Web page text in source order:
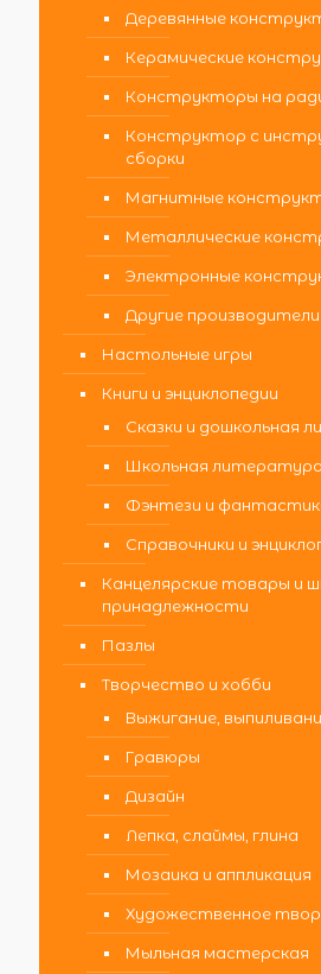
Деревянные
Керамические
Конструкторы на
Конструктор с
сборки
Магнитные
Металлические
Электронные
Другие производители
Настольные игры
Книги и энциклопедии
Сказки и дошкольная
Школьная литература
Фэнтези и
Справочники и
Канцелярские товары и
принадлежности
Пазлы
Творчество и хобби
Выжигание,
Гравюры
Дизайн
Лепка, слаймы, глина
Мозаика и аппликация
Художественное
Мыльная мастерская